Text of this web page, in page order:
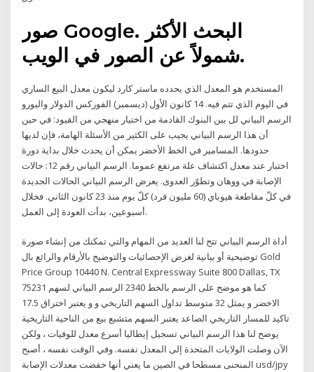
صور Google. البحث الأكثر
شمولاً عن الصور في الويب.
المستخدم هو المعدل الذي يحدده ماستر كارد ليكون معدل البيع الساري
في اليوم الذي تتم فيه. 14 كانون الأول (ديسمبر) الفوركس الدولار واليورو
الرسم البياني لل بين البنوك القادمة من اختيار منهجي من القيود: في حين
أن هذا الرسم البياني يجيب على الكثير من الأسئلة الهامة، فإن لديها
حدودها. المسامير في الخط الأخضر يمكن أن يحدث خلال بداية دورة
اختبار عند معدل اكتشاف علة مرتفع عموما. الرسم البياني رقم 12: حالات
الإصابة في ووهان وتطوّر العدوى. يعرض الرسم البياني الحالات الجديدة
في كلّ مقاطعة هيوباي (60 مليون فرد) كلّ يوم منذ 23 كانون الثاني. فخلال
أسبوعين، بدأت العودة إلى العمل.
أداة الرسم البياني تتح لنا العديد من المهام والتي تمكنك من إنشاء صورة
توضيحية أو بيانية لغرض الإحصائيات والتوضيح بالأرقام والرائع بال Gold
Price Group 10440 N. Central Expressway Suite 800 Dallas, TX
75231 الرسم البياني لسهم ‎2340‎ كما هو موضح على الرسم بالخط
الاخضر و يمثل 32 متوسط تداول السهم التاريخي و و يعتبر اختراق 17.5
تاكيد للمسار التاريخي الصاعد يعتبر السهم متشبع بيع من الناحية التاريخية
يوضح لنا هذا الرسم البياني تسجيل إيطاليا أسرع معدل للوفيات ، ولكن
الآن وصلت الولايات المتحدة إلى المعدل نفسه. وفي الوقت نفسه ، أصبح
المنحنى مسطحا في الصين ما يعني أنها خفضت معدلات الإصابة usd/jpy